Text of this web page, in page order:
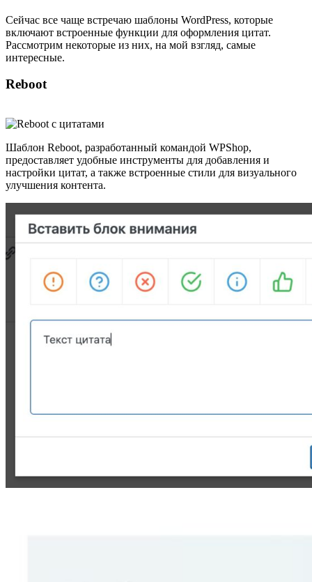
Сейчас все чаще встречаю шаблоны WordPress, которые
включают встроенные функции для оформления цитат.
Рассмотрим некоторые из них, на мой взгляд, самые
интересные.
Reboot
Шаблон Reboot, разработанный командой WPShop,
предоставляет удобные инструменты для добавления и
настройки цитат, а также встроенные стили для визуального
улучшения контента.